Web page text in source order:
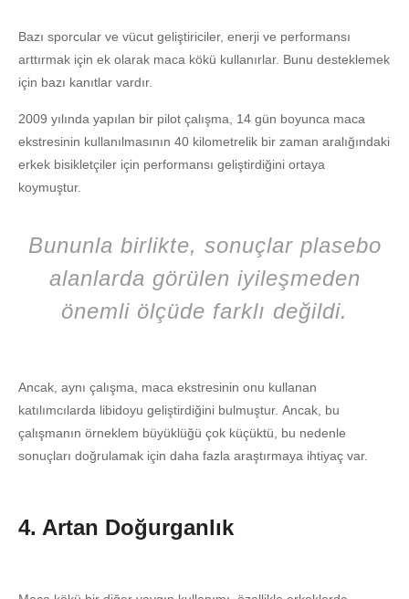
Bazı sporcular ve vücut geliştiriciler, enerji ve performansı
arttırmak için ek olarak maca kökü kullanırlar. Bunu desteklemek
için bazı kanıtlar vardır.
2009 yılında yapılan bir pilot çalışma, 14 gün boyunca maca
ekstresinin kullanılmasının 40 kilometrelik bir zaman aralığındaki
erkek bisikletçiler için performansı geliştirdiğini ortaya
koymuştur.
Bununla birlikte, sonuçlar plasebo
alanlarda görülen iyileşmeden
önemli ölçüde farklı değildi.
Ancak, aynı çalışma, maca ekstresinin onu kullanan
katılımcılarda libidoyu geliştirdiğini bulmuştur. Ancak, bu
çalışmanın örneklem büyüklüğü çok küçüktü, bu nedenle
sonuçları doğrulamak için daha fazla araştırmaya ihtiyaç var.
4. Artan Doğurganlık